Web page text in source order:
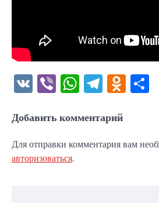
VK ViberWhatsApp
Добавить комментарий
Для отправки комментария вам
авторизоваться.